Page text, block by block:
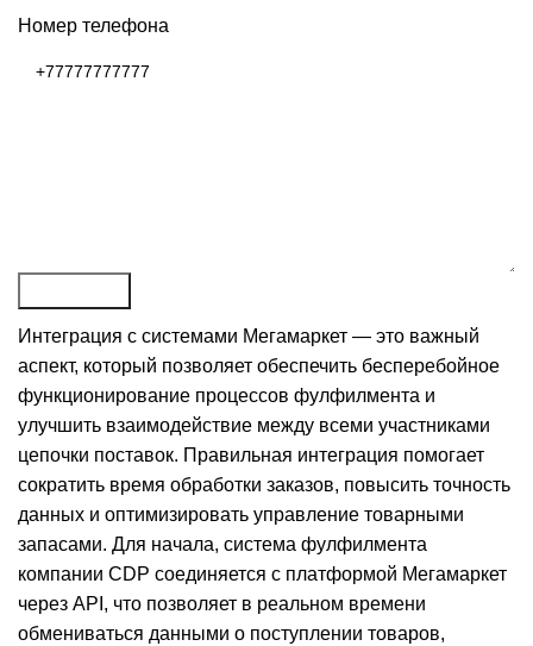
Номер телефона
Интеграция с системами Мегамаркет — это важный
аспект, который позволяет обеспечить бесперебойное
функционирование процессов фулфилмента и
улучшить взаимодействие между всеми участниками
цепочки поставок. Правильная интеграция помогает
сократить время обработки заказов, повысить точность
данных и оптимизировать управление товарными
запасами. Для начала, система фулфилмента
компании CDP соединяется с платформой Мегамаркет
через API, что позволяет в реальном времени
обмениваться данными о поступлении товаров,